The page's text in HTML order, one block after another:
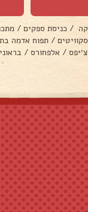
/ כניסת ספקים /
/ תפוח אדמה
/ אלפחורס /